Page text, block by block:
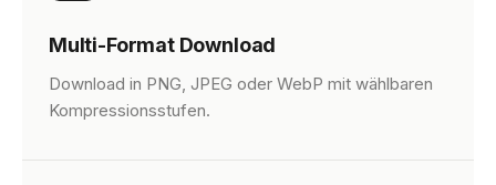
Multi-Format Download
Download in PNG, JPEG oder WebP mit wählbaren
Kompressionsstufen.